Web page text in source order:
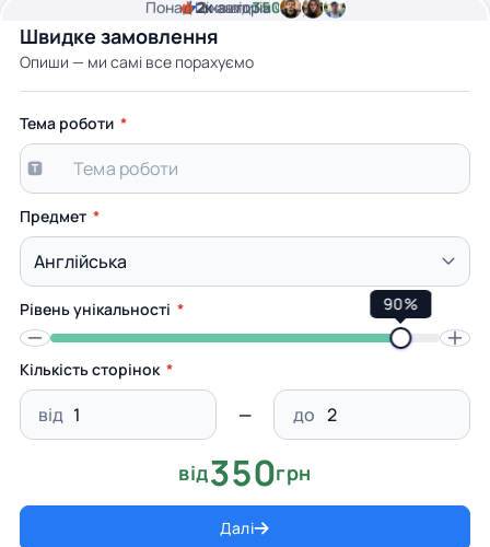
Швидке замовлення
Опиши — ми самі все порахуємо
2хвилини часу
Ціна від350 грн
Понад2кавторів
Тема роботи
Предмет
Рівень унікальності 90%
Кількість сторінок
від до
від350грн
Далі